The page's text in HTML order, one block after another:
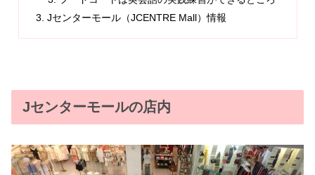
Jセンターモール（JCENTRE Mall）情報
Jセンターモールの店内